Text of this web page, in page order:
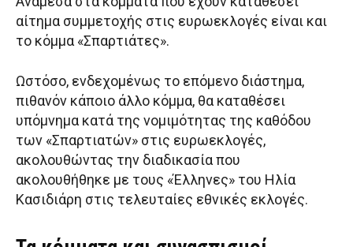
αίτημα συμμετοχής στις ευρωεκλογές είναι και
το κόμμα «Σπαρτιάτες».
Ωστόσο, ενδεχομένως το επόμενο διάστημα,
πιθανόν κάποιο άλλο κόμμα, θα καταθέσει
υπόμνημα κατά της νομιμότητας της καθόδου
των «Σπαρτιατών» στις ευρωεκλογές,
ακολουθώντας την διαδικασία που
ακολουθήθηκε με τους «Έλληνες» του Ηλία
Κασιδιάρη στις τελευταίες εθνικές εκλογές.